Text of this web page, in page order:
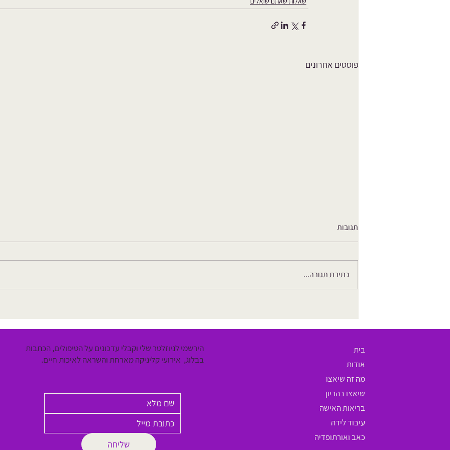
פוסטים אחרונים
בגיל המעבר – ואיך שיאצו יכול לעזור
לך?
משפיע על בריאות הגוף והנפש
תגובות
כתיבת תגובה...
הירשמי לניוזלטר שלי וקבלי עדכונים על הטיפולים, הכתבות
בבלוג, אירועי קליניקה מארחת והשראה לאיכות חיים.
שליחה
בית
אודות
מה זה שיאצו
שיאצו בהריון
בריאות האישה
עיבוד לידה
כאב ואורתופדיה